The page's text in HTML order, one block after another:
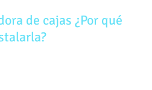
de cajas ¿Por qué